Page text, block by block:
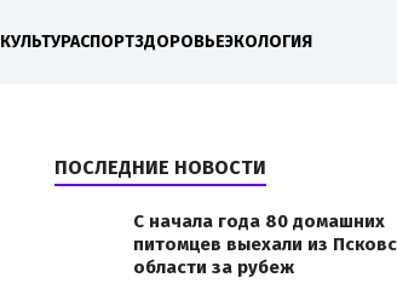
КУЛЬТУРАСПОРТЗДОРОВЬЕЭКОЛОГИЯ
ПОСЛЕДНИЕ НОВОСТИ
С начала года 80 домашних
питомцев выехали из
области за рубеж